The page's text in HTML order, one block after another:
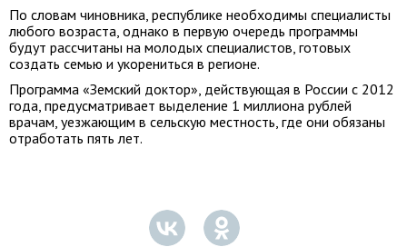
По словам чиновника, республике необходимы специалисты
любого возраста, однако в первую очередь программы
будут рассчитаны на молодых специалистов, готовых
создать семью и укорениться в регионе.
Программа «Земский доктор», действующая в России с 2012
года, предусматривает выделение 1 миллиона рублей
врачам, уезжающим в сельскую местность, где они обязаны
отработать пять лет.